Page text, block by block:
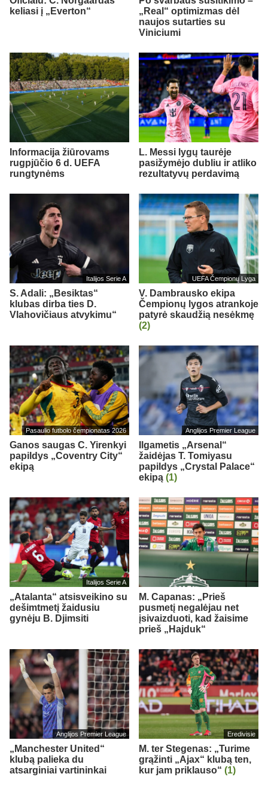
keliasi į „Everton“
„Real“ optimizmas dėl
naujos sutarties su
Viniciumi
Informacija žiūrovams
rugpjūčio 6 d. UEFA
rungtynėms
L. Messi lygų taurėje
pasižymėjo dubliu ir atliko
rezultatyvų perdavimą
Italijos Serie A
S. Adali: „Besiktas“
klubas dirba ties D.
Vlahovičiaus atvykimu“
UEFA Čempionų Lyga
V. Dambrausko ekipa
Čempionų lygos atrankoje
patyrė skaudžią nesėkmę
(2)
Pasaulio futbolo čempionatas 2026
Ganos saugas C. Yirenkyi
papildys „Coventry City“
ekipą
Anglijos Premier League
Ilgametis „Arsenal“
žaidėjas T. Tomiyasu
papildys „Crystal Palace“
ekipą (1)
Italijos Serie A
„Atalanta“ atsisveikino su
dešimtmetį žaidusiu
gynėju B. Djimsiti
M. Capanas: „Prieš
pusmetį negalėjau net
įsivaizduoti, kad žaisime
prieš „Hajduk“
Anglijos Premier League
„Manchester United“
klubą palieka du
atsarginiai vartininkai
Eredivisie
M. ter Stegenas: „Turime
grąžinti „Ajax“ klubą ten,
kur jam priklauso“ (1)